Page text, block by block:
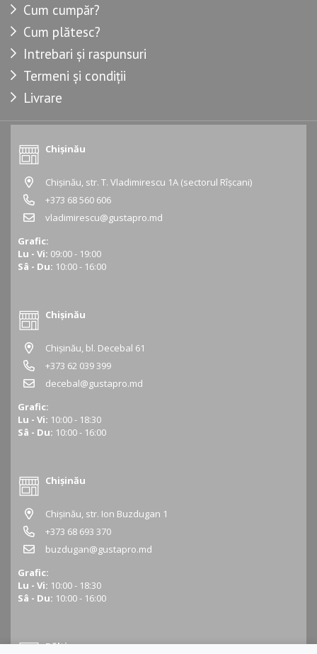
Cum cumpăr?
Cum plătesc?
Intrebari și raspunsuri
Termeni și condiții
Livrare
Chișinău
Chișinău, str. T. Vladimirescu 1A (sectorul Rîșcani)
+373 68 560 606
vladimirescu@gustapro.md
Grafic:
Lu - Vi: 09:00 - 19:00
Sâ - Du: 10:00 - 16:00
Chișinău
Chișinău, bl. Decebal 61
+373 62 039 399
decebal@gustapro.md
Grafic:
Lu - Vi: 10:00 - 18:30
Sâ - Du: 10:00 - 16:00
Chișinău
Chișinău, str. Ion Buzdugan 1
+373 68 693 370
buzdugan@gustapro.md
Grafic:
Lu - Vi: 10:00 - 18:30
Sâ - Du: 10:00 - 16:00
Bălți